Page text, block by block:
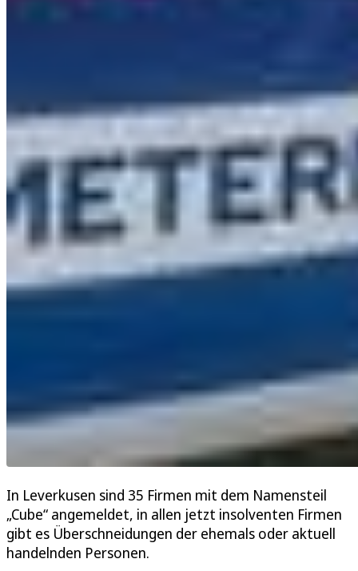
In Leverkusen sind 35 Firmen mit dem Namensteil
„Cube“ angemeldet, in allen jetzt insolventen Firmen
gibt es Überschneidungen der ehemals oder aktuell
handelnden Personen.